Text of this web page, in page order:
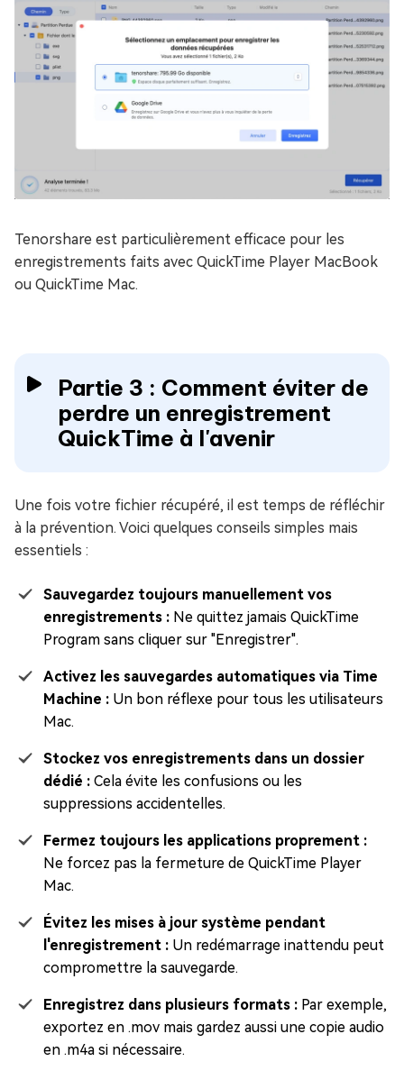
Tenorshare est particulièrement efficace pour les
enregistrements faits avec QuickTime Player MacBook
ou QuickTime Mac.
Partie 3 : Comment éviter de
perdre un enregistrement
QuickTime à l'avenir
Une fois votre fichier récupéré, il est temps de réfléchir
à la prévention. Voici quelques conseils simples mais
essentiels :
Sauvegardez toujours manuellement vos
enregistrements : Ne quittez jamais QuickTime
Program sans cliquer sur "Enregistrer".
Activez les sauvegardes automatiques via Time
Machine : Un bon réflexe pour tous les utilisateurs
Mac.
Stockez vos enregistrements dans un dossier
dédié : Cela évite les confusions ou les
suppressions accidentelles.
Fermez toujours les applications proprement :
Ne forcez pas la fermeture de QuickTime Player
Mac.
Évitez les mises à jour système pendant
l'enregistrement : Un redémarrage inattendu peut
compromettre la sauvegarde.
Enregistrez dans plusieurs formats : Par exemple,
exportez en .mov mais gardez aussi une copie audio
en .m4a si nécessaire.